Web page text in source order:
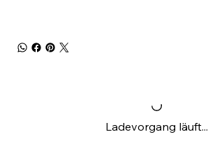
Ladevorgang läuft...